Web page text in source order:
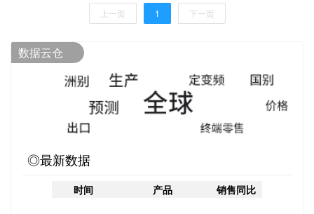
上一页 1 下一页
数据云仓
◎最新数据
时间 产品 销售同比